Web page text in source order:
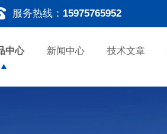
服务热线： 15975765952
中心 新闻中心 技术文章